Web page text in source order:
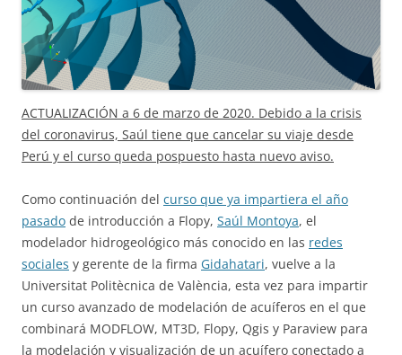
ACTUALIZACIÓN a 6 de marzo de 2020. Debido a la crisis
del coronavirus, Saúl tiene que cancelar su viaje desde
Perú y el curso queda pospuesto hasta nuevo aviso.
Como continuación del curso que ya impartiera el año
pasado de introducción a Flopy, Saúl Montoya, el
modelador hidrogeológico más conocido en las redes
sociales y gerente de la firma Gidahatari, vuelve a la
Universitat Politècnica de València, esta vez para impartir
un curso avanzado de modelación de acuíferos en el que
combinará MODFLOW, MT3D, Flopy, Qgis y Paraview para
la modelación y visualización de un acuífero conectado a